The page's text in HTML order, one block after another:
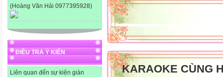
(Hoàng Văn Hải 0977395928)
ĐIỀU TRA Ý KIẾN
Liên quan đến sự kiện giàn
KARAOKE CÙNG